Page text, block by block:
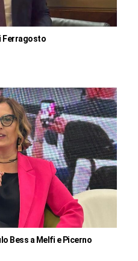
Ferragosto
Bess a Melfi e Picerno